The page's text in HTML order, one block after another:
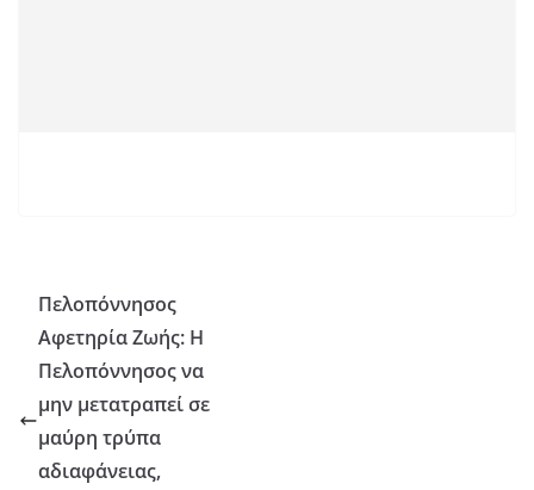
Πελοπόννησος
Αφετηρία Ζωής: Η
Πελοπόννησος να
μην μετατραπεί σε
μαύρη τρύπα
αδιαφάνειας,